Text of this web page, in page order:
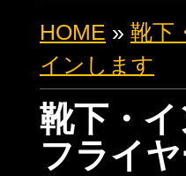
HOME » 靴下
インします
靴下・
フライ